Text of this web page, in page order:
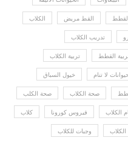
القط مريض الكلاب
تدريب الكلاب
القطط تربية الكلاب
لا تنام خيول السباق
صحة الكلاب صحة الكلب
الكلاب فيروس كورونا كلاب
الكلاب وجبات للكلاب